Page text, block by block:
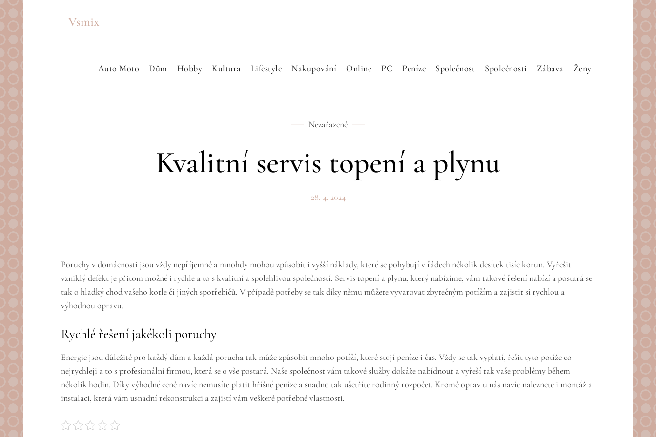
Vsmix
Auto Moto Dům Hobby Kultura Lifestyle Nakupování Online PC Peníze Společnost Společnosti Zábava Ženy
Nezařazené
Kvalitní servis topení a plynu
28. 4. 2024
Poruchy v domácnosti jsou vždy nepříjemné a mnohdy mohou způsobit i vyšší náklady, které se pohybují v řádech několik desítek tisíc korun. Vyřešit
vzniklý defekt je přitom možné i rychle a to s kvalitní a spolehlivou společností. Servis topení a plynu, který nabízíme, vám takové řešení nabízí a postará se
tak o hladký chod vašeho kotle či jiných spotřebičů. V případě potřeby se tak díky němu můžete vyvarovat zbytečným potížím a zajistit si rychlou a
výhodnou opravu.
Rychlé řešení jakékoli poruchy
Energie jsou důležité pro každý dům a každá porucha tak může způsobit mnoho potíží, které stojí peníze i čas. Vždy se tak vyplatí, řešit tyto potíže co
nejrychleji a to s profesionální firmou, která se o vše postará. Naše společnost vám takové služby dokáže nabídnout a vyřeší tak vaše problémy během
několik hodin. Díky výhodné ceně navíc nemusíte platit hříšné peníze a snadno tak ušetříte rodinný rozpočet. Kromě oprav u nás navíc naleznete i montáž a
instalaci, která vám usnadní rekonstrukci a zajistí vám veškeré potřebné vlastnosti.